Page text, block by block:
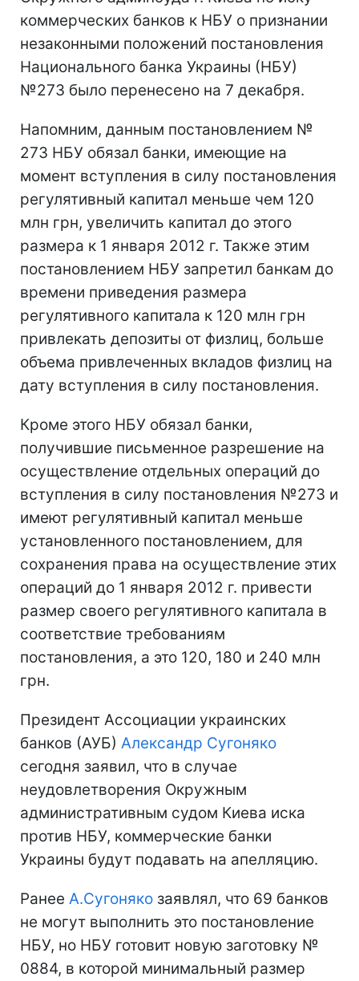
коммерческих банков к НБУ о признании
незаконными положений постановления
Национального банка Украины (НБУ)
№273 было перенесено на 7 декабря.
Напомним, данным постановлением №
273 НБУ обязал банки, имеющие на
момент вступления в силу постановления
регулятивный капитал меньше чем 120
млн грн, увеличить капитал до этого
размера к 1 января 2012 г. Также этим
постановлением НБУ запретил банкам до
времени приведения размера
регулятивного капитала к 120 млн грн
привлекать депозиты от физлиц, больше
объема привлеченных вкладов физлиц на
дату вступления в силу постановления.
Кроме этого НБУ обязал банки,
получившие письменное разрешение на
осуществление отдельных операций до
вступления в силу постановления №273 и
имеют регулятивный капитал меньше
установленного постановлением, для
сохранения права на осуществление этих
операций до 1 января 2012 г. привести
размер своего регулятивного капитала в
соответствие требованиям
постановления, а это 120, 180 и 240 млн
грн.
Президент Ассоциации украинских
банков (АУБ) Александр Сугоняко
сегодня заявил, что в случае
неудовлетворения Окружным
административным судом Киева иска
против НБУ, коммерческие банки
Украины будут подавать на апелляцию.
Ранее А.Сугоняко заявлял, что 69 банков
не могут выполнить это постановление
НБУ, но НБУ готовит новую заготовку №
0884, в которой минимальный размер